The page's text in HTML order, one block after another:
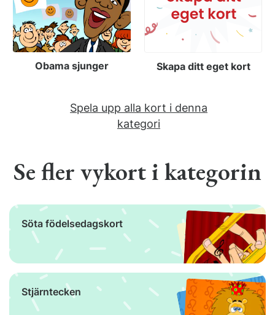
Obama sjunger Skapa ditt eget kort
Spela upp alla kort i denna
kategori
Se fler vykort i kategorin
Söta födelsedagskort
Stjärntecken